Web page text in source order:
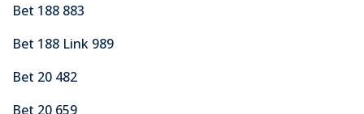
Bet 188 883
Bet 188 Link 989
Bet 20 482
Bet 20 659